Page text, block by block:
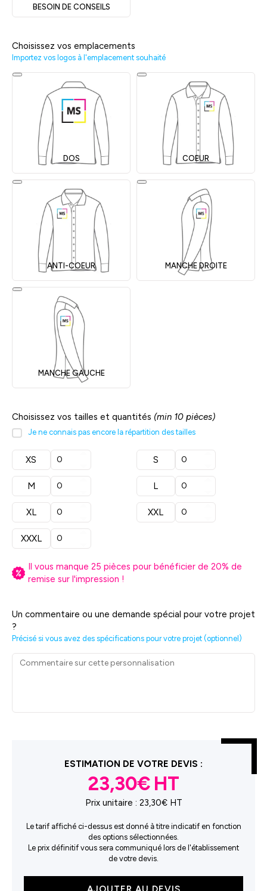
BESOIN DE CONSEILS
Choisissez vos emplacements
Importez vos logos à l'emplacement souhaité
DOS COEUR
ANTI-COEUR MANCHE DROITE
MANCHE GAUCHE
Choisissez vos tailles et quantités (min 10 pièces)
Je ne connais pas encore la répartition des tailles
XS S
M L
XL XXL
XXXL
Il vous manque 25 pièces pour bénéficier de 20% de
remise sur l'impression !
Un commentaire ou une demande spécial pour votre projet
?
Précisé si vous avez des spécifications pour votre projet (optionnel)
ESTIMATION DE VOTRE DEVIS :
23,30€
Prix unitaire : 23,30€ HT
Le tarif affiché ci-dessus est donné à titre indicatif en fonction
des options sélectionnées.
Le prix définitif vous sera communiqué lors de l'établissement
de votre devis.